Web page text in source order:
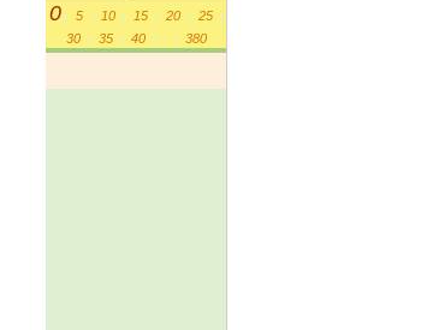
0| 5 | 10 | 15 | 20 | 25 |
30 | 35 | 40 | | 380